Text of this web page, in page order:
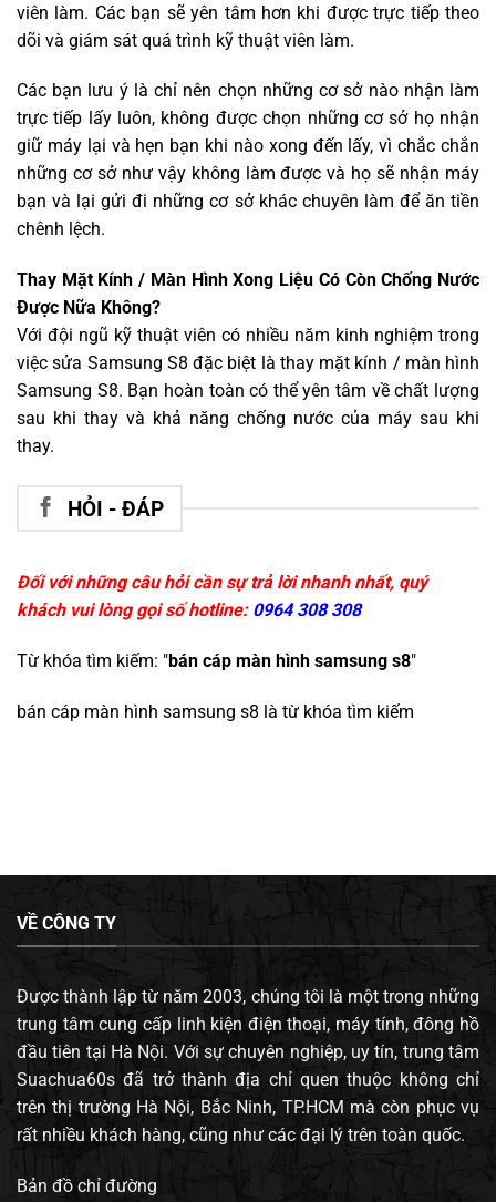
viên làm. Các bạn sẽ yên tâm hơn khi được trực tiếp theo
dõi và giám sát quá trình kỹ thuật viên làm.
Các bạn lưu ý là chỉ nên chọn những cơ sở nào nhận làm
trực tiếp lấy luôn, không được chọn những cơ sở họ nhận
giữ máy lại và hẹn bạn khi nào xong đến lấy, vì chắc chắn
những cơ sở như vậy không làm được và họ sẽ nhận máy
bạn và lại gửi đi những cơ sở khác chuyên làm để ăn tiền
chênh lệch.
Thay Mặt Kính / Màn Hình Xong Liệu Có Còn Chống Nước
Được Nữa Không?
Với đội ngũ kỹ thuật viên có nhiều năm kinh nghiệm trong
việc sửa Samsung S8 đặc biệt là thay mặt kính / màn hình
Samsung S8. Bạn hoàn toàn có thể yên tâm về chất lượng
sau khi thay và khả năng chống nước của máy sau khi
thay.
HỎI - ĐÁP
Đối với những câu hỏi cần sự trả lời nhanh nhất, quý
khách vui lòng gọi số hotline: 0964 308 308
Từ khóa tìm kiếm: "bán cáp màn hình samsung s8"
bán cáp màn hình samsung s8 là từ khóa tìm kiếm
VỀ CÔNG TY
Được thành lập từ năm 2003, chúng tôi là một trong những
trung tâm cung cấp linh kiện điện thoại, máy tính, đông hồ
đầu tiên tại Hà Nội. Với sự chuyên nghiệp, uy tín, trung tâm
Suachua60s đã trở thành địa chỉ quen thuộc không chỉ
trên thị trường Hà Nội, Bắc Ninh, TP.HCM mà còn phục vụ
rất nhiều khách hàng, cũng như các đại lý trên toàn quốc.
Bản đồ chỉ đường